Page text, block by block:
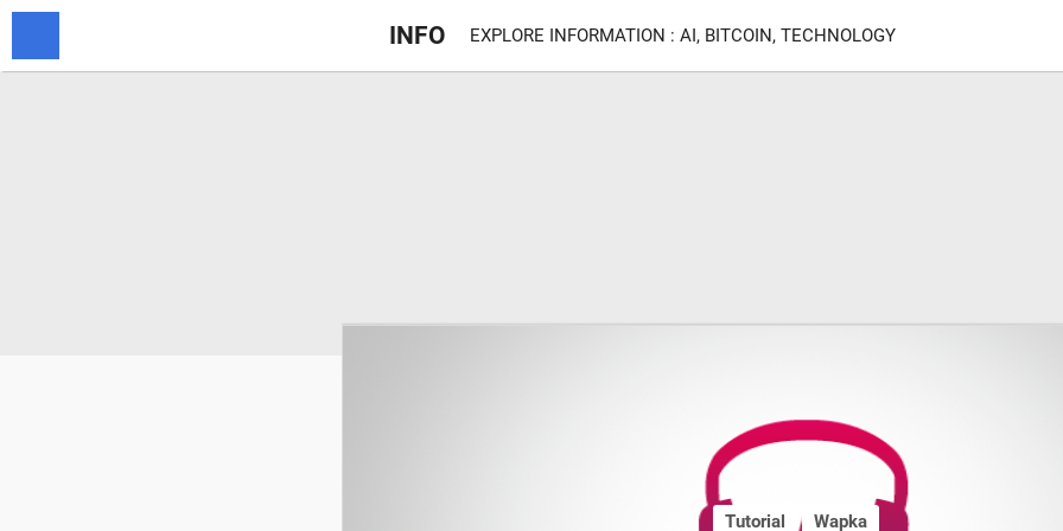
INFO EXPLORE INFORMATION : AI, BITCOIN, TECHNOLOGY
Tutorial Wapka